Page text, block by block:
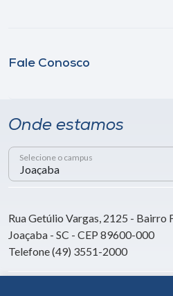
Fale Conosco
Onde estamos
Selecione o campus
Rua Getúlio Vargas, 2125 - Bairro
Joaçaba - SC - CEP 89600-000
Telefone (49) 3551-2000